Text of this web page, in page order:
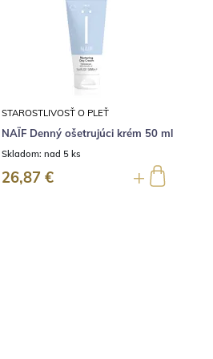
STAROSTLIVOSŤ O PLEŤ
NAÏF Denný ošetrujúci krém 50 ml
Skladom: nad 5 ks
26,87 €